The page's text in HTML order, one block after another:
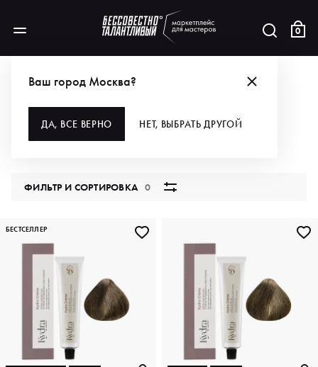
0
Ваш город Москва?
ДА, ВСЕ ВЕРНО НЕТ, ВЫБРАТЬ ДРУГОЙ
ОКРАШИВАНИЕ
ФИЛЬТР И СОРТИРОВКА0
БЕСТСЕЛЛЕР